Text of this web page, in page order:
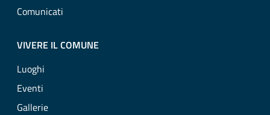
Comunicati
VIVERE IL COMUNE
Luoghi
Eventi
Gallerie